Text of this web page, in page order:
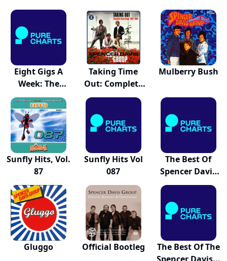
Eight Gigs A
Week: The
Steve...
Taking Time
Out: Complete
Rec...
Mulberry Bush
Sunfly Hits, Vol.
87
Sunfly Hits Vol
087
The Best Of
Spencer Davis
Group
Gluggo Official Bootleg
The Best Of The